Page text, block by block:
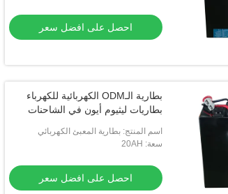
احصل على افضل سعر
بطارية الـODM الكهربائية للكهرباء
بطاريات ليثيوم أيون في الشاحنات
اسم المنتج: بطارية المعبئ الكهربائي
سعة: 20AH
احصل على افضل سعر